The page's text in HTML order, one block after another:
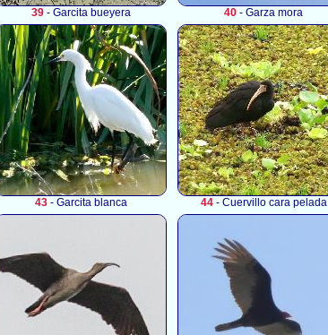
39- Garcita bueyera 40 - Garza mora
43- Garcita blanca 44- Cuervillo cara pelada